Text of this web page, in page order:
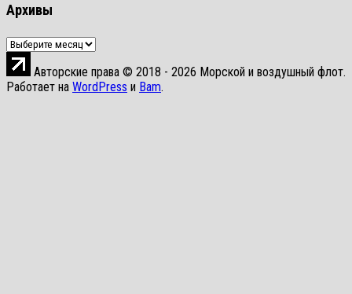
Архивы
Архивы
Авторские права © 2018 - 2026 Морской и воздушный флот.
Работает на WordPress и Bam.